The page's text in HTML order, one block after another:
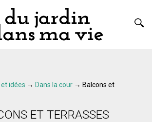
idées → Dans la cour → Balcons et
ET TERRASSES